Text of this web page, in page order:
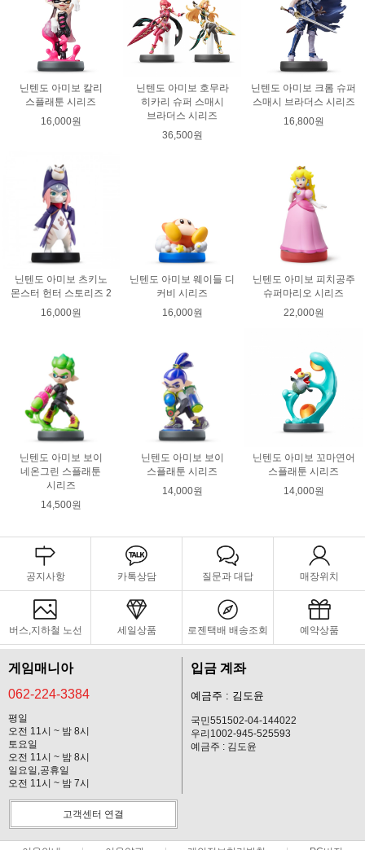
닌텐도 아미보 칼리
스플래툰 시리즈
16,000원
닌텐도 아미보 호무라
히카리 슈퍼 스매시
브라더스 시리즈
36,500원
닌텐도 아미보 크롬 슈퍼
스매시 브라더스 시리즈
16,800원
닌텐도 아미보 츠키노
몬스터 헌터 스토리즈 2
16,000원
닌텐도 아미보 웨이들 디
커비 시리즈
16,000원
닌텐도 아미보 피치공주
슈퍼마리오 시리즈
22,000원
닌텐도 아미보 보이
네온그린 스플래툰
시리즈
14,500원
닌텐도 아미보 보이
스플래툰 시리즈
14,000원
닌텐도 아미보 꼬마연어
스플래툰 시리즈
14,000원
공지사항 카톡상담 질문과 대답 매장위치
버스,지하철 노선 세일상품 로젠택배 배송조회 예약상품
게임매니아
062-224-3384
평일
오전 11시 ~ 밤 8시
토요일
오전 11시 ~ 밤 8시
일요일,공휴일
오전 11시 ~ 밤 7시
입금 계좌
예금주 : 김도윤
국민551502-04-144022
우리1002-945-525593
예금주 : 김도윤
고객센터 연결